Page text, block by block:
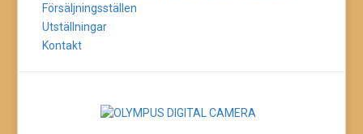
Försäljningsställen
Utställningar
Kontakt